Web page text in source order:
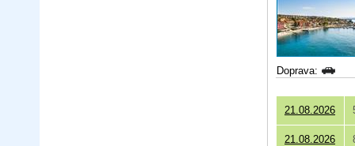
Doprava:
21.08.2026
21.08.2026